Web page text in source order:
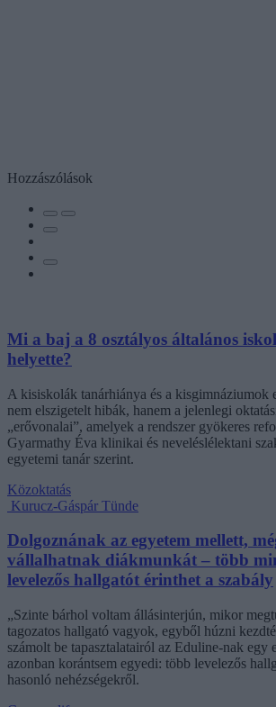
Hozzászólások
Mi a baj a 8 osztályos általános
helyette?
A kisiskolák tanárhiánya és a kisgimnáziumok
nem elszigetelt hibák, hanem a jelenlegi
„erővonalai”, amelyek a rendszer gyökeres
Gyarmathy Éva klinikai és neveléslélektani
egyetemi tanár szerint.
Közoktatás
Kurucz-Gáspár Tünde
Dolgoznának az egyetem mellett,
vállalhatnak diákmunkát – több
levelezős hallgatót érinthet a szabály
„Szinte bárhol voltam állásinterjún, mikor
tagozatos hallgató vagyok, egyből húzni
számolt be tapasztalatairól az Eduline-nak egy
azonban korántsem egyedi: több levelezős
hasonló nehézségekről.